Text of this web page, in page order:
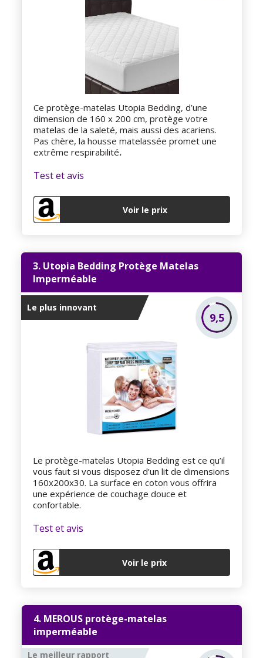
Ce protège-matelas Utopia Bedding, d’une
dimension de 160 x 200 cm, protège votre
matelas de la saleté, mais aussi des acariens.
Pas chère, la housse matelassée promet une
extrême respirabilité.
Test et avis
Voir le prix
3. Utopia Bedding Protège Matelas
Imperméable
Le plus innovant
9,5
Le protège-matelas Utopia Bedding est ce qu’il
vous faut si vous disposez d’un lit de dimensions
160x200x30. La surface en coton vous offrira
une expérience de couchage douce et
confortable.
Test et avis
Voir le prix
4. MEROUS protège-matelas
imperméable
Le meilleur rapport